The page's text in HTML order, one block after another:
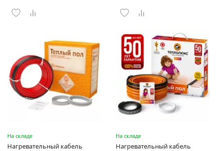
На складе
Нагревательный кабель
На складе
Нагревательный кабель